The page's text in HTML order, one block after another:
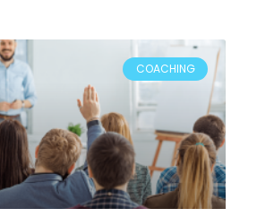
COACHING